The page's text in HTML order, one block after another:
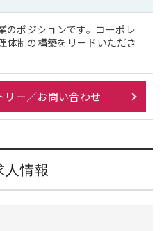
のポジションです。コーポレ
体制の構築をリードいただき
リー／お問い合わせ
人情報